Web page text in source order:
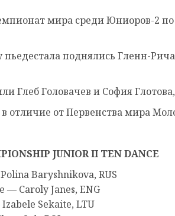
мира среди Юниоров-2
пьедестала поднялись Гленн-
Глеб Головачев и София
отличие от Первенства мира
JUNIOR II TEN DANCE
Baryshnikova, RUS
— Caroly Janes, ENG
Sekaite, LTU